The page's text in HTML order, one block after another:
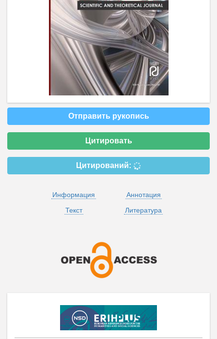
Отправить рукопись
Цитировать
Цитирований:
Информация
Аннотация
Текст
Литература